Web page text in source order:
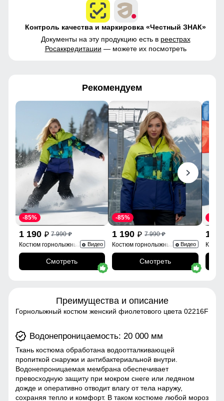
Контроль качества и маркировка «Честный ЗНАК»
Документы на эту продукцию есть в реестрах
Росаккредитации — можете их посмотреть
Рекомендуем
1 190 p 7 990p
-85%
Костюм горнолыжный
02395Sl
Видео
Смотреть
1 190 p 7 990p
-85%
Костюм горнолыжный 0005Sl
Видео
Смотреть
1
Преимущества и описание
Горнолыжный костюм женский фиолетового цвета 02216F
Водонепроницаемость: 20 000 мм
Ткань костюма обработана водоотталкивающей
пропиткой снаружи и антибактериальной внутри.
Водонепроницаемая мембрана обеспечивает
превосходную защиту при мокром снеге или ледяном
дожде и оперативно отводит влагу от тела наружу,
сохраняя тепло и комфорт. В таком костюме любой мороз